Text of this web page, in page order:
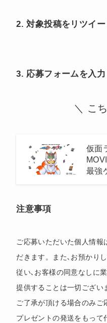
2. 対象投稿をリツイ
3. 応募フォームを入
＼ こ
仮面
最強
注意事項
ご応募いただいた個人情報
だきます。また､お預かり
従い､お客様の同意なしに
提供することは一切ござい
ご了承が頂ける場合のみご
プレゼントの発送をもって